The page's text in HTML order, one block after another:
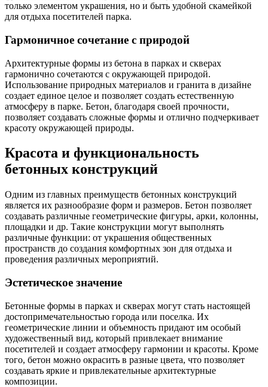
только элементом украшения, но и быть удобной скамейкой
для отдыха посетителей парка.
Гармоничное сочетание с природой
Архитектурные формы из бетона в парках и скверах
гармонично сочетаются с окружающей природой.
Использование природных материалов и гранита в дизайне
создает единое целое и позволяет создать естественную
атмосферу в парке. Бетон, благодаря своей прочности,
позволяет создавать сложные формы и отлично подчеркивает
красоту окружающей природы.
Красота и функциональность
бетонных конструкций
Одним из главных преимуществ бетонных конструкций
является их разнообразие форм и размеров. Бетон позволяет
создавать различные геометрические фигуры, арки, колонны,
площадки и др. Такие конструкции могут выполнять
различные функции: от украшения общественных
пространств до создания комфортных зон для отдыха и
проведения различных мероприятий.
Эстетическое значение
Бетонные формы в парках и скверах могут стать настоящей
достопримечательностью города или поселка. Их
геометрические линии и объемность придают им особый
художественный вид, который привлекает внимание
посетителей и создает атмосферу гармонии и красоты. Кроме
того, бетон можно окрасить в разные цвета, что позволяет
создавать яркие и привлекательные архитектурные
композиции.